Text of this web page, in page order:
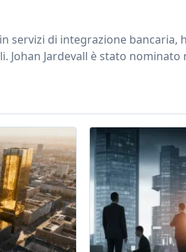
servizi di integrazione bancaria,
Johan Jardevall è stato